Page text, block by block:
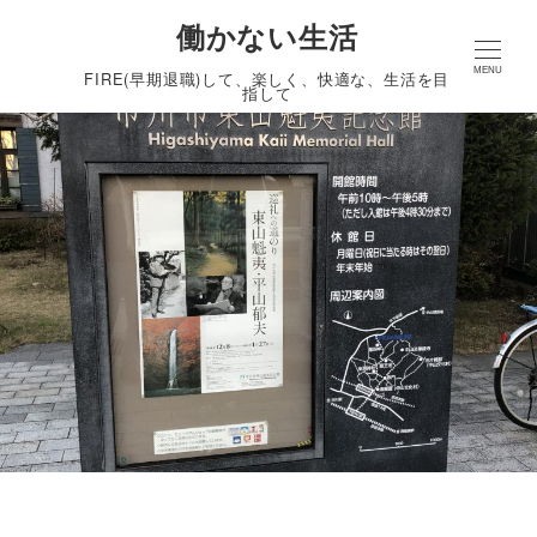
働かない生活
FIRE(早期退職)して、楽しく、快適な、生活を目
指して
MENU